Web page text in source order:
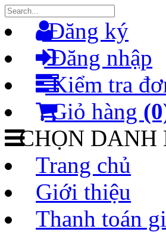
Đăng ký
Đăng nhập
Kiểm tra
Giỏ hàng
CHỌN DANH
Trang chủ
Giới thiệu
Thanh toán